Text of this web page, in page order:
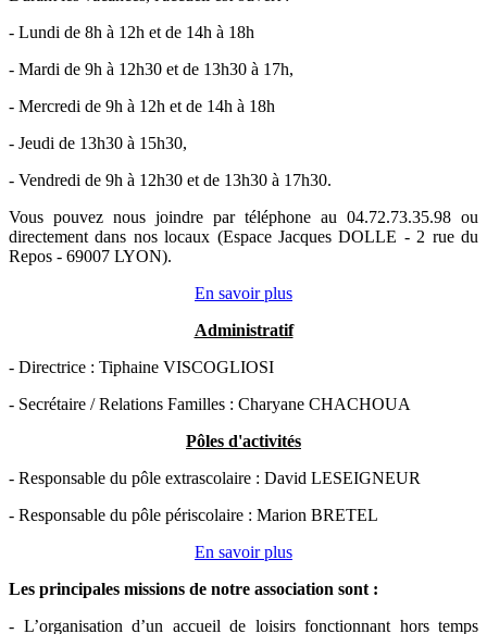
- Lundi de 8h à 12h et de 14h à 18h
- Mardi de 9h à 12h30 et de 13h30 à 17h,
- Mercredi de 9h à 12h et de 14h à 18h
- Jeudi de 13h30 à 15h30,
- Vendredi de 9h à 12h30 et de 13h30 à 17h30.
Vous pouvez nous joindre par téléphone au 04.72.73.35.98 ou
directement dans nos locaux (Espace Jacques DOLLE - 2 rue du
Repos - 69007 LYON).
En savoir plus
Administratif
- Directrice : Tiphaine VISCOGLIOSI
- Secrétaire / Relations Familles : Charyane CHACHOUA
Pôles d'activités
- Responsable du pôle extrascolaire : David LESEIGNEUR
- Responsable du pôle périscolaire : Marion BRETEL
En savoir plus
Les principales missions de notre association sont :
- L’organisation d’un accueil de loisirs fonctionnant hors temps